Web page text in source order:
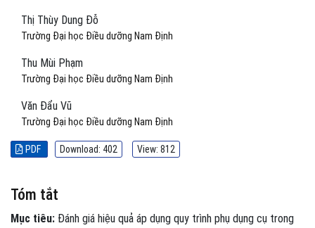
Thị Thùy Dung Đỗ
Trường Đại học Điều dưỡng Nam Định
Thu Mùi Phạm
Trường Đại học Điều dưỡng Nam Định
Văn Đẩu Vũ
Trường Đại học Điều dưỡng Nam Định
PDF Download: 402 View: 812
Tóm tắt
Mục tiêu: Đánh giá hiệu quả áp dụng quy trình phụ dụng cụ trong